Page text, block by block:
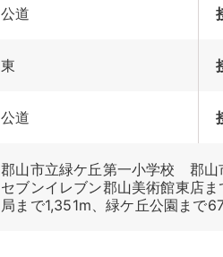
公道
東
公道
郡山市立緑ケ丘第一小学校 郡山
セブンイレブン郡山美術館東店
局まで1,351m、緑ケ丘公園まで